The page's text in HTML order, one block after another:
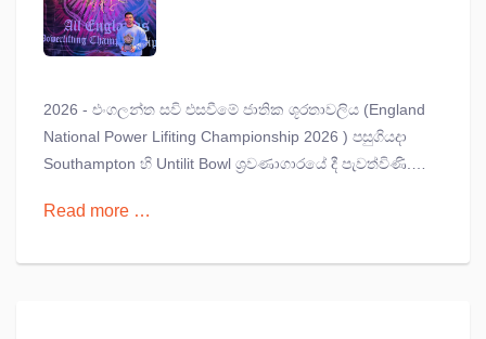
වරටත් සුරේන් පෙරේරාට...
2026 - එංගලන්ත සවි එසවීමේ ජාතික ශූරතාවලිය (England
National Power Lifiting Championship 2026 ) පසුගියදා
Southampton හි Untilit Bowl ශ්‍රවණාගාරයේ දී පැවත්විණි.
කරන ශ්‍රී ලංකා සම්භවයක් සහිත සුරේන් පෙරේරා කිලෝගෑම්
Read more …